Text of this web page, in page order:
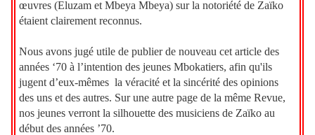
œuvres (Eluzam et Mbeya Mbeya) sur la notoriété de Zaïko
étaient clairement reconnus.
Nous avons jugé utile de publier de nouveau cet article des
années ‘70 à l’intention des jeunes Mbokatiers, afin qu'ils
jugent d’eux-mêmes la véracité et la sincérité des opinions
des uns et des autres. Sur une autre page de la même Revue,
nos jeunes verront la silhouette des musiciens de Zaïko au
début des années ’70.